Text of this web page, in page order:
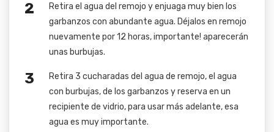
Retira el agua del remojo y enjuaga muy bien los
garbanzos con abundante agua. Déjalos en remojo
nuevamente por 12 horas, importante! aparecerán
unas burbujas.
Retira 3 cucharadas del agua de remojo, el agua
con burbujas, de los garbanzos y reserva en un
recipiente de vidrio, para usar más adelante, esa
agua es muy importante.